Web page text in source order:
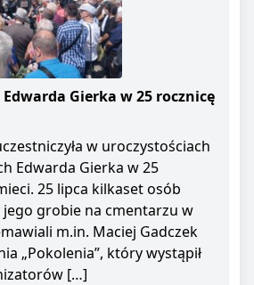
Gierka w 25 rocznicę
w uroczystościach
Edwarda Gierka w 25
25 lipca kilkaset osób
jego grobie na cmentarzu w
m.in. Maciej Gadczek
„Pokolenia”, który wystąpił
[…]